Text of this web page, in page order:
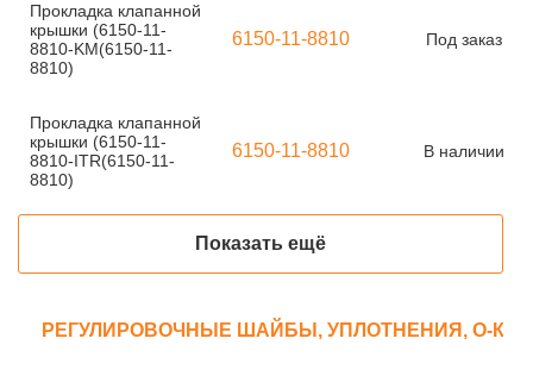
Прокладка клапанной
крышки (6150-11-
8810-KM(6150-11-
8810)
6150-11-8810 Под заказ
Прокладка клапанной
крышки (6150-11-
8810-ITR(6150-11-
8810)
6150-11-8810 В наличии
Показать ещё
РЕГУЛИРОВОЧНЫЕ ШАЙБЫ, УПЛОТНЕНИЯ, О-